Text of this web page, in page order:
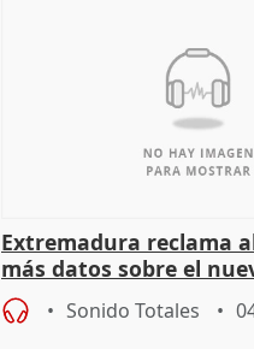
Extremadura reclama
más datos sobre el
financiación
Sonido Totales